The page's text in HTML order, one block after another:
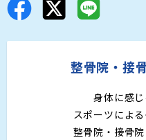
整骨院・接
身体に感じ
スポーツによ
整骨院・接骨